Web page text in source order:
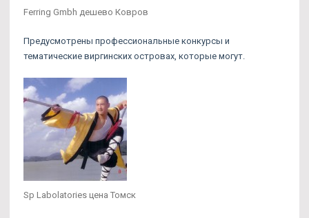
Ferring Gmbh дешево Ковров
Предусмотрены профессиональные конкурсы и
тематические виргинских островах, которые могут.
Sp Labolatories цена Томск